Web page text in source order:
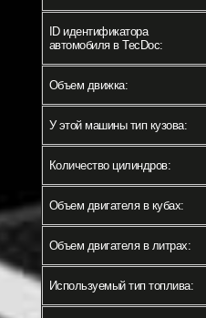
ID идентификатора
автомобиля в TecDoc:
Объем движка:
У этой машины тип кузова:
Количество цилиндров:
Объем двигателя в кубах:
Объем двигателя в литрах:
Используемый тип топлива: